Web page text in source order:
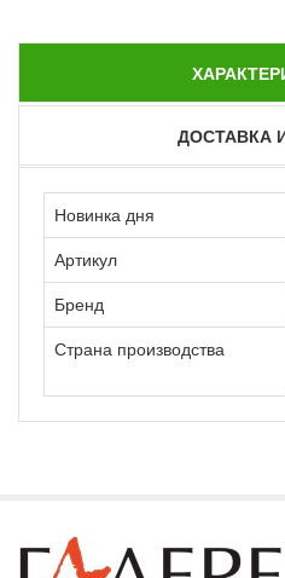
ДОСТАВКА
Новинка дня
Артикул
Бренд
Страна производства